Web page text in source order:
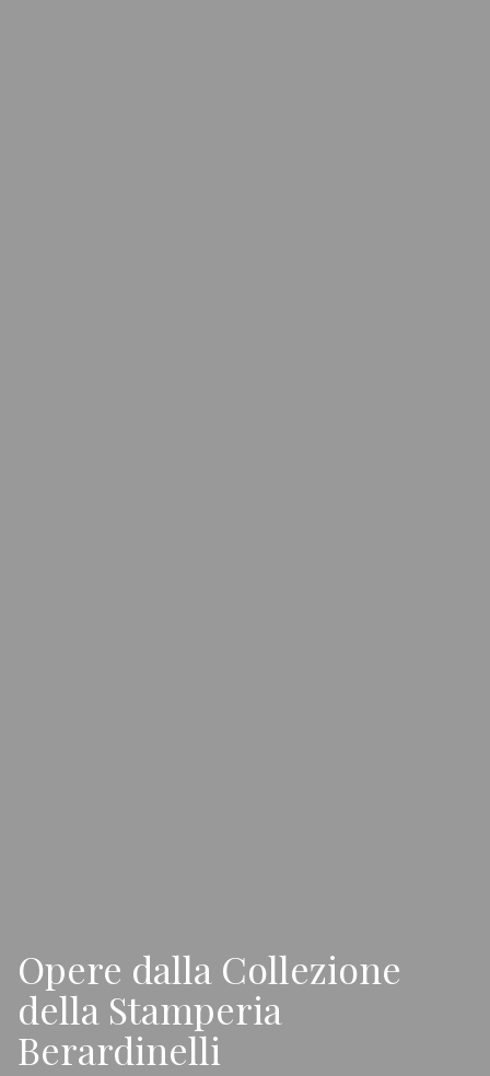
Opere dalla Collezione
della Stamperia
Berardinelli